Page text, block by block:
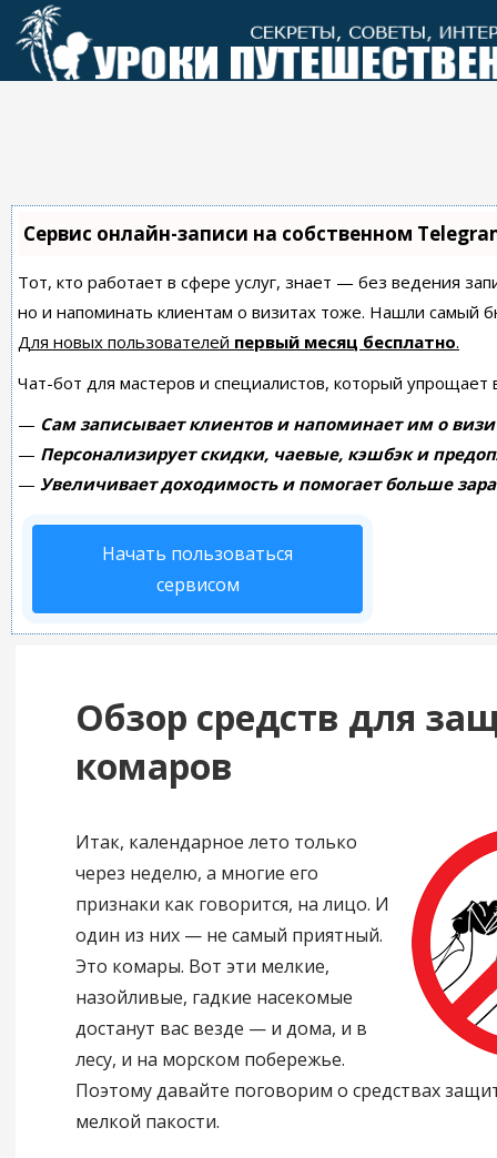
Перейти
контенту
Сервис онлайн-записи на собственном
Тот, кто работает в сфере услуг, знает — без ведения
но и напоминать клиентам о визитах тоже. Нашли самый
Для новых пользователей первый месяц бесплатно.
Чат-бот для мастеров и специалистов, который упрощает
— Сам записывает клиентов и напоминает им о
— Персонализирует скидки, чаевые, кэшбэк и
— Увеличивает доходимость и помогает больше
Начать пользоваться
сервисом
Обзор средств для
комаров
Итак, календарное лето только
через неделю, а многие его
признаки как говорится, на лицо. И
один из них — не самый приятный.
Это комары. Вот эти мелкие,
назойливые, гадкие насекомые
достанут вас везде — и дома, и в
лесу, и на морском побережье.
Поэтому давайте поговорим о средствах
мелкой пакости.